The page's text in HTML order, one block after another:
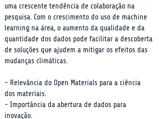
uma crescente tendência de colaboração na
pesquisa. Com o crescimento do uso de machine
learning na área, o aumento da qualidade e da
quantidade dos dados pode facilitar a descoberta
de soluções que ajudem a mitigar os efeitos das
mudanças climáticas.
- Relevância do Open Materials para a ciência
dos materiais.
- Importância da abertura de dados para
inovação.